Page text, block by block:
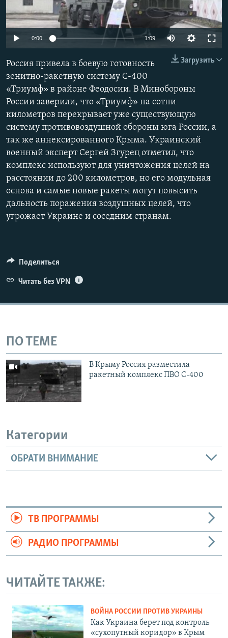
ПОБЕДИТЕЛЕЙ НЕ СУДЯТ?
КРЫМ.НЕПОКОРЕННЫЙ
УКРАИНСКАЯ ПРОБЛЕМА КРЫМА
ПРИСОЕДИНЯЙТЕСЬ!
Все сайты RFE/RL
0:00 1:09
Загрузить
Россия привела в боевую готовность
зенитно-ракетную систему С-400
«Триумф» в районе Феодосии. В Минобороны
России заверили, что «Триумф» на сотни
километров перекрывает уже существующую
систему противовоздушной обороны юга России, а
так же аннексированного Крыма. Украинский
военный эксперт Сергей Згурец отметил, что
комплекс используют для уничтожения целей на
расстоянии до 200 километров, но его модульная
основа и самые новые ракеты могут повысить
дальность поражения воздушных целей, что
угрожает Украине и соседним странам.
Поделиться
Читать без VPN
ПО ТЕМЕ
В Крыму Россия разместила
ракетный комплекс ПВО С-400
Категории
ОБРАТИ ВНИМАНИЕ
ТВ ПРОГРАММЫ
РАДИО ПРОГРАММЫ
ЧИТАЙТЕ ТАКЖЕ:
ВОЙНА РОССИИ ПРОТИВ УКРАИНЫ
Как Украина берет под контроль
«сухопутный коридор» в Крым